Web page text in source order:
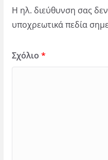
Η ηλ. διεύθυνση σας
υποχρεωτικά πεδία
Σχόλιο *